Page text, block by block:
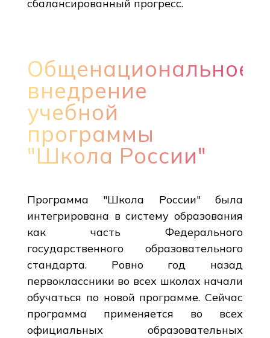
сбалансированный прогресс.
Общенациональное
внедрение
учебной
программы
"Школа России"
Программа "Школа России" была
интегрирована в систему образования
как часть Федерального
государственного образовательного
стандарта. Ровно год назад
первоклассники во всех школах начали
обучаться по новой программе. Сейчас
программа применяется во всех
официальных образовательных